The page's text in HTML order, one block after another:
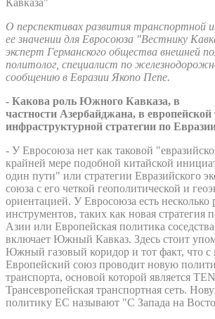
О перспективах развития транспортной
ее значении для Евросоюза "Вестнику
эксперт Германского общества внешней
политолог, специалист по
сообщению в Евразии Якопо Пепе.
- Какова роль Южного Кавказа, в
частности Азербайджана, в европейской
инфраструктурной стратегии по
- У Евросоюза нет как таковой
крайней мере подобной китайской
один пути" или стратегии Евразийского
союза с его четкой геополитической и
ориентацией. У Евросоюза есть несколько
инструментов, таких как новая стратегия
Азии или Европейская политика
включает Южный Кавказ. Здесь стоит
Южный газовый коридор и тот факт, что с
Европейский союз проводит новую
транспорта, основой которой является
Трансевропейская транспортная сеть.
политику ЕС называют "С Запада на